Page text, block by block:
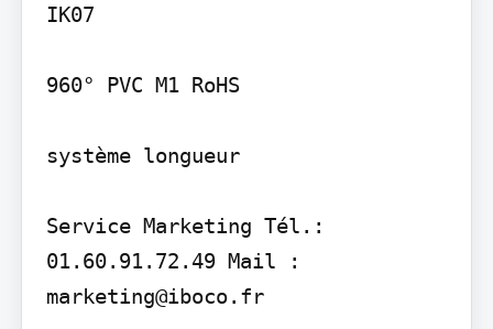
IK07
960° PVC M1 RoHS
système longueur
Service Marketing Tél.:
01.60.91.72.49 Mail :
marketing@iboco.fr